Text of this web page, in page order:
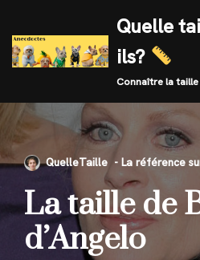
Skip
to
Quelle
ils?
Connaître la
QuelleTaille
La taille de
d’Angelo